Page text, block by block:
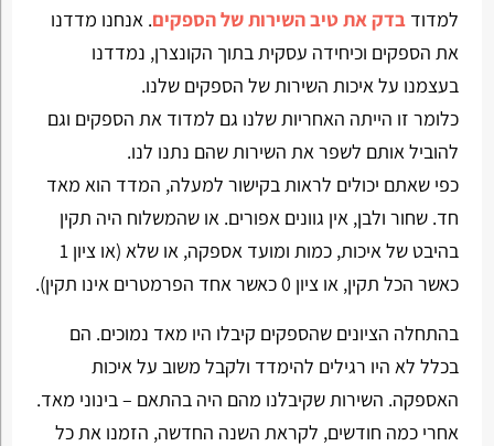
למדוד בדק את טיב השירות של הספקים. אנחנו מדדנו
את הספקים וכיחידה עסקית בתוך הקונצרן, נמדדנו
בעצמנו על איכות השירות של הספקים שלנו.
כלומר זו הייתה האחריות שלנו גם למדוד את הספקים וגם
להוביל אותם לשפר את השירות שהם נתנו לנו.
כפי שאתם יכולים לראות בקישור למעלה, המדד הוא מאד
חד. שחור ולבן, אין גוונים אפורים. או שהמשלוח היה תקין
בהיבט של איכות, כמות ומועד אספקה, או שלא (או ציון 1
כאשר הכל תקין, או ציון 0 כאשר אחד הפרמטרים אינו תקין).
בהתחלה הציונים שהספקים קיבלו היו מאד נמוכים. הם
בכלל לא היו רגילים להימדד ולקבל משוב על איכות
האספקה. השירות שקיבלנו מהם היה בהתאם – בינוני מאד.
אחרי כמה חודשים, לקראת השנה החדשה, הזמנו את כל